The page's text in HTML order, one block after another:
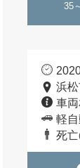
35
浜
車
軽
死亡